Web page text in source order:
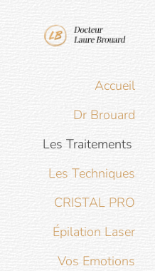
Accueil
Dr Brouard
Les Traitements
Les Techniques
CRISTAL PRO
Épilation Laser
Vos Emotions